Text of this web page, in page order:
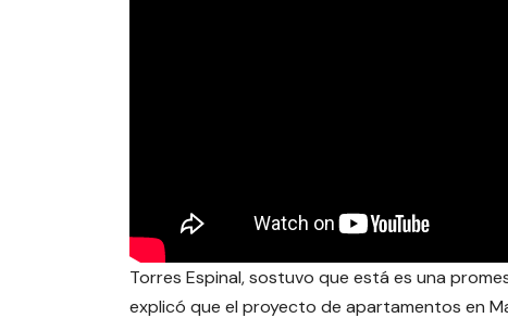
Torres Espinal, sostuvo que está es una
explicó que el proyecto de apartamentos en